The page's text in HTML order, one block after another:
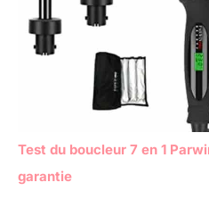
Test du boucleur 7 en 1
garantie